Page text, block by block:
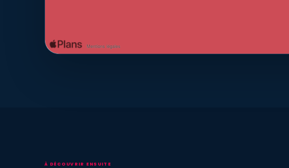
À DÉCOUVRIR ENSUITE